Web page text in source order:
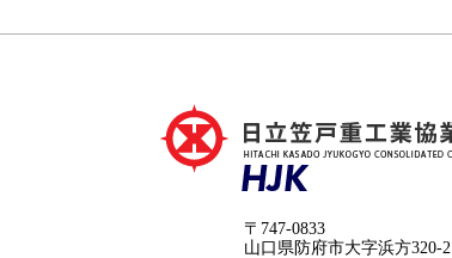
〒747-0833
山口県防府市大字浜方320-2